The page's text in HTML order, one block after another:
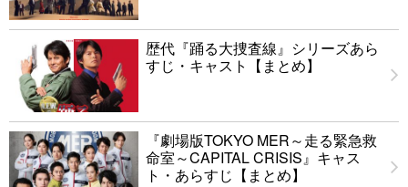
歴代『踊る大捜査線』シリーズあら
すじ・キャスト【まとめ】
『劇場版TOKYO MER～走る緊急救
命室～CAPITAL CRISIS』キャス
ト・あらすじ【まとめ】